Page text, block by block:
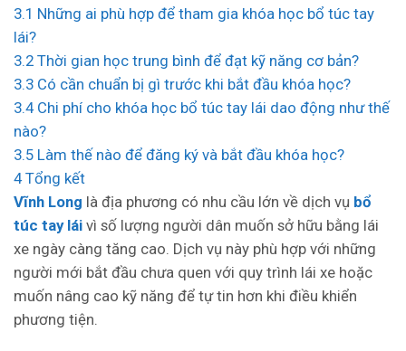
3.1 Những ai phù hợp để tham gia khóa học bổ túc tay
lái?
3.2 Thời gian học trung bình để đạt kỹ năng cơ bản?
3.3 Có cần chuẩn bị gì trước khi bắt đầu khóa học?
3.4 Chi phí cho khóa học bổ túc tay lái dao động như thế
nào?
3.5 Làm thế nào để đăng ký và bắt đầu khóa học?
4 Tổng kết
Vĩnh Long là địa phương có nhu cầu lớn về dịch vụ bổ
túc tay lái vì số lượng người dân muốn sở hữu bằng lái
xe ngày càng tăng cao. Dịch vụ này phù hợp với những
người mới bắt đầu chưa quen với quy trình lái xe hoặc
muốn nâng cao kỹ năng để tự tin hơn khi điều khiển
phương tiện.